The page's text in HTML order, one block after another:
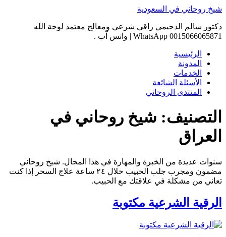
Skip
content
شيخ روحاني في السعودية
دكتور سالم الدحيمي راقي شرعي ومعالج معتمد لوجة الله
0015066065871 WhatsApp | واتس آب .
الرئيسية
المدونة
الخدمات
الأسئلة الشائعة
المنتدى الروحاني
التصنيف: شيخ روحاني في
العراق
سنوات عديدة من الخبرة والمهارة في هذا المجال. شيخ روحاني
مضمون ومجرب جلب الحبيب خلال ٢٤ ساعة علاج السحر إذا كنت
تعاني من مشكلة في علاقتك مع الحبيب.
الرقية الشرعية مكتوبة